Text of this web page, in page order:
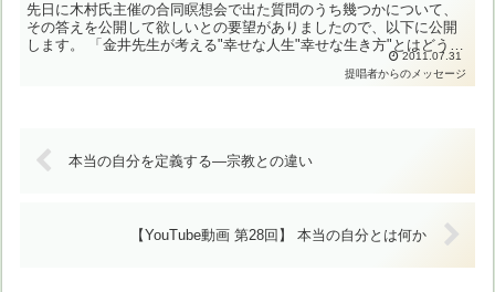
先日に木村氏主催の合同瞑想会で出た質問のうち幾つかについて、
その答えを公開して欲しいとの要望がありましたので、以下に公開
します。 「金井先生が考える"幸せな人生"幸せな生き方"とはどうい
うものでしょう？」【答え】幸せの内容は、万人に共通して...2011.07.31
提唱者からのメッセージ
本当の自分を定義する―宗教との違い
【YouTube動画 第28回】 本当の自分とは何か